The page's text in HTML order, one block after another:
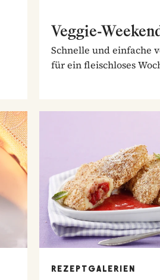
Veggie-
Schnelle und einfache
für ein fleischloses
REZEPTGALERIEN